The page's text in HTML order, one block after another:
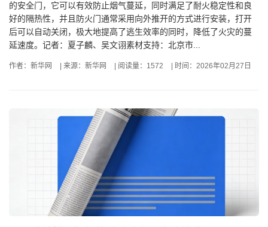
的安全门，它可以有效防止烟气蔓延，同时满足了耐火稳定性和良
好的隔热性，并且防火门通常采用向外推开的方式进行安装，打开
后可以自动关闭，极大地提高了逃生效率的同时，降低了火灾的蔓
延速度。记者：夏子麟、吴文诩素材支持：北京市...
作者：新华网 来源：新华网 阅读量：1572 时间：2026年02月27日